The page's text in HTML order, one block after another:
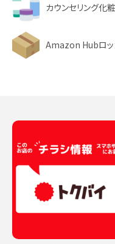
カウンセリング化
Amazon Hubロッ